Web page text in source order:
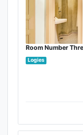
Room Number
Logies